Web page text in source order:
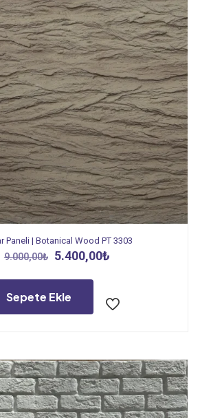
Paneli | Botanical Wood PT 3303
9.000,00₺ Orijinal
9.000,00₺.
5.400,00₺
Sepete Ekle